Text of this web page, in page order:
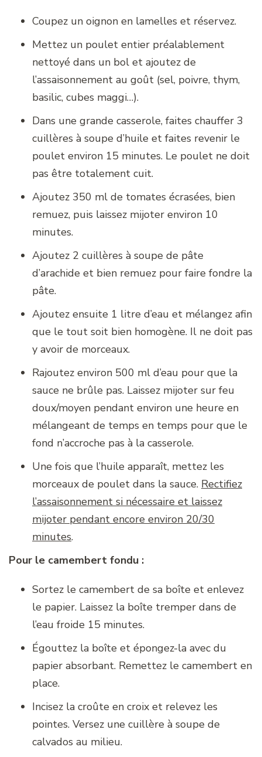
Coupez un oignon en lamelles et réservez.
Mettez un poulet entier préalablement
nettoyé dans un bol et ajoutez de
l’assaisonnement au goût (sel, poivre, thym,
basilic, cubes maggi…).
Dans une grande casserole, faites chauffer 3
cuillères à soupe d’huile et faites revenir le
poulet environ 15 minutes. Le poulet ne doit
pas être totalement cuit.
Ajoutez 350 ml de tomates écrasées, bien
remuez, puis laissez mijoter environ 10
minutes.
Ajoutez 2 cuillères à soupe de pâte
d’arachide et bien remuez pour faire fondre la
pâte.
Ajoutez ensuite 1 litre d’eau et mélangez afin
que le tout soit bien homogène. Il ne doit pas
y avoir de morceaux.
Rajoutez environ 500 ml d’eau pour que la
sauce ne brûle pas. Laissez mijoter sur feu
doux/moyen pendant environ une heure en
mélangeant de temps en temps pour que le
fond n’accroche pas à la casserole.
Une fois que l’huile apparaît, mettez les
morceaux de poulet dans la sauce. Rectifiez
l’assaisonnement si nécessaire et laissez
mijoter pendant encore environ 20/30
minutes.
Pour le camembert fondu :
Sortez le camembert de sa boîte et enlevez
le papier. Laissez la boîte tremper dans de
l’eau froide 15 minutes.
Égouttez la boîte et épongez-la avec du
papier absorbant. Remettez le camembert en
place.
Incisez la croûte en croix et relevez les
pointes. Versez une cuillère à soupe de
calvados au milieu.